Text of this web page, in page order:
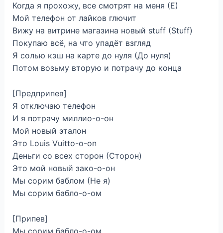
Когда я прохожу, все смотрят на меня (Е)
Мой телефон от лайков глючит
Вижу на витрине магазина новый stuff (Stuff)
Покупаю всё, на что упадёт взгляд
Я солью кэш на карте до нуля (До нуля)
Потом возьму вторую и потрачу до конца
[Предприпев]
Я отключаю телефон
И я потрачу миллио-о-он
Мой новый эталон
Это Louis Vuitto-o-on
Деньги со всех сторон (Сторон)
Это мой новый зако-о-он
Мы сорим баблом (Не я)
Мы сорим бабло-о-ом
[Припев]
Мы сорим бабло-о-ом